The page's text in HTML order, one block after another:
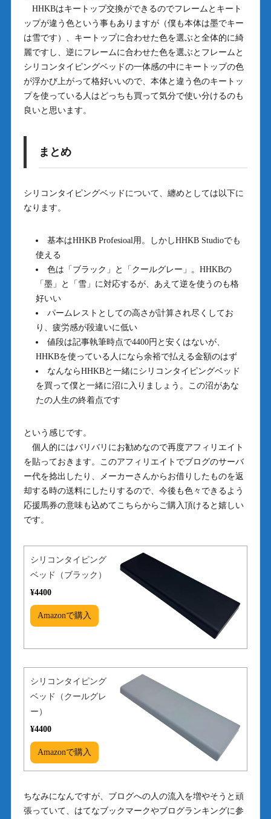
HHKBはキートップ交換ができるのでフレームとキート
ップが違う色という事もありますが（僕も本体は墨でキー
は雪です）、キートップに合わせた色を選ぶと全体的に綺
麗ですし、逆にフレームに合わせた色を選ぶとフレームと
シリコンタイピングベッドの一体感の中にキートップの色
が浮かび上がって格好いいので、本体と違う色のキートッ
プを使っている人はどっちも買って気分で使い分けるのも
良いと思います。
まとめ
シリコンタイピングベッドについて、纏めとしては以下に
なります。
基本はHHKB Profesioal用。しかしHHKB Studioでも
使える
色は「ブラック」と「クールグレー」。HHKBの
「墨」と「雪」に対応するが、あえて逆を使うのも格
好いい
パームレストとしての高さが計算され尽くしてお
り、疲労感が段違いに低い
値段は記事執筆時点で4400円と安くはないが、
HHKBを使っている人になら余裕で払える金額のはず
なんならHHKBと一緒にシリコンタイピングベッド
を買って僕と一緒に沼に入りましょう。この沼があな
たの人生の終着点です
という感じです。
個人的にはバリバリにお勧めなので再度アフィリエイト
を貼っておきます。このアフィリエイトでブログのサーバ
ー代を捻出したり、メーカーさんからお借りしたものを返
却する時の送料にしたりするので、今後も色々できるよう
応援馬券の意味も込めてこちらからご購入頂けると嬉しい
です。
シリコンタイピング
ベッド（ブラック）
¥4400
Amazonで購入
シリコンタイピング
ベッド（クールグレ
ー）
¥4400
Amazonで購入
ちなみになんですが、ブログへの人の流入を増やそうと頑
張っていて、はてなブックマークやブログランキングに参